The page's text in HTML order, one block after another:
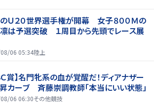
Ｕ２０世界選手権が開幕 女子８００Ｍの
は予選突破 １周目から先頭でレース展
06 05:34陸上
Ｃ賞】名門牝系の血が覚醒だ！ディアナザー
カーブ 斉藤崇調教師「本当にいい状態」
06 06:30その他競技